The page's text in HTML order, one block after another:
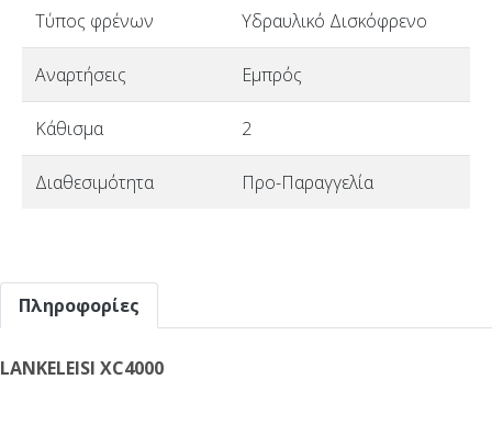
Τύπος φρένων Υδραυλικό Δισκόφρενο
Αναρτήσεις Εμπρός
Κάθισμα 2
Διαθεσιμότητα Προ-Παραγγελία
Πληροφορίες
LANKELEISI XC4000